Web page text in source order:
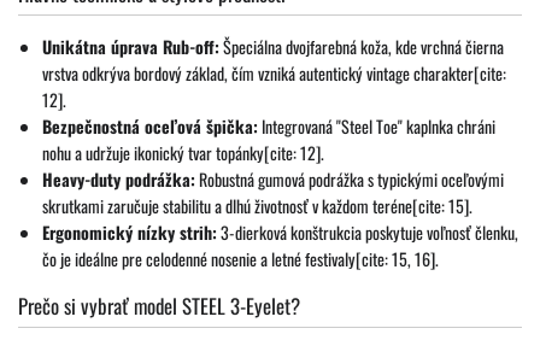
Unikátna úprava Rub-off:Špeciálna dvojfarebná koža, kde vrchná čierna
vrstva odkrýva bordový základ, čím vzniká autentický vintage charakter[cite:
12].
Bezpečnostná oceľová špička: Integrovaná "Steel Toe" kaplnka chráni
nohu a udržuje ikonický tvar topánky[cite: 12].
Heavy-duty podrážka:Robustná gumová podrážka s typickými oceľovými
skrutkami zaručuje stabilitu a dlhú životnosť v každom teréne[cite: 15].
Ergonomický nízky strih:3-dierková konštrukcia poskytuje voľnosť členku,
čo je ideálne pre celodenné nosenie a letné festivaly[cite: 15, 16].
Prečo si vybrať model STEEL 3-Eyelet?